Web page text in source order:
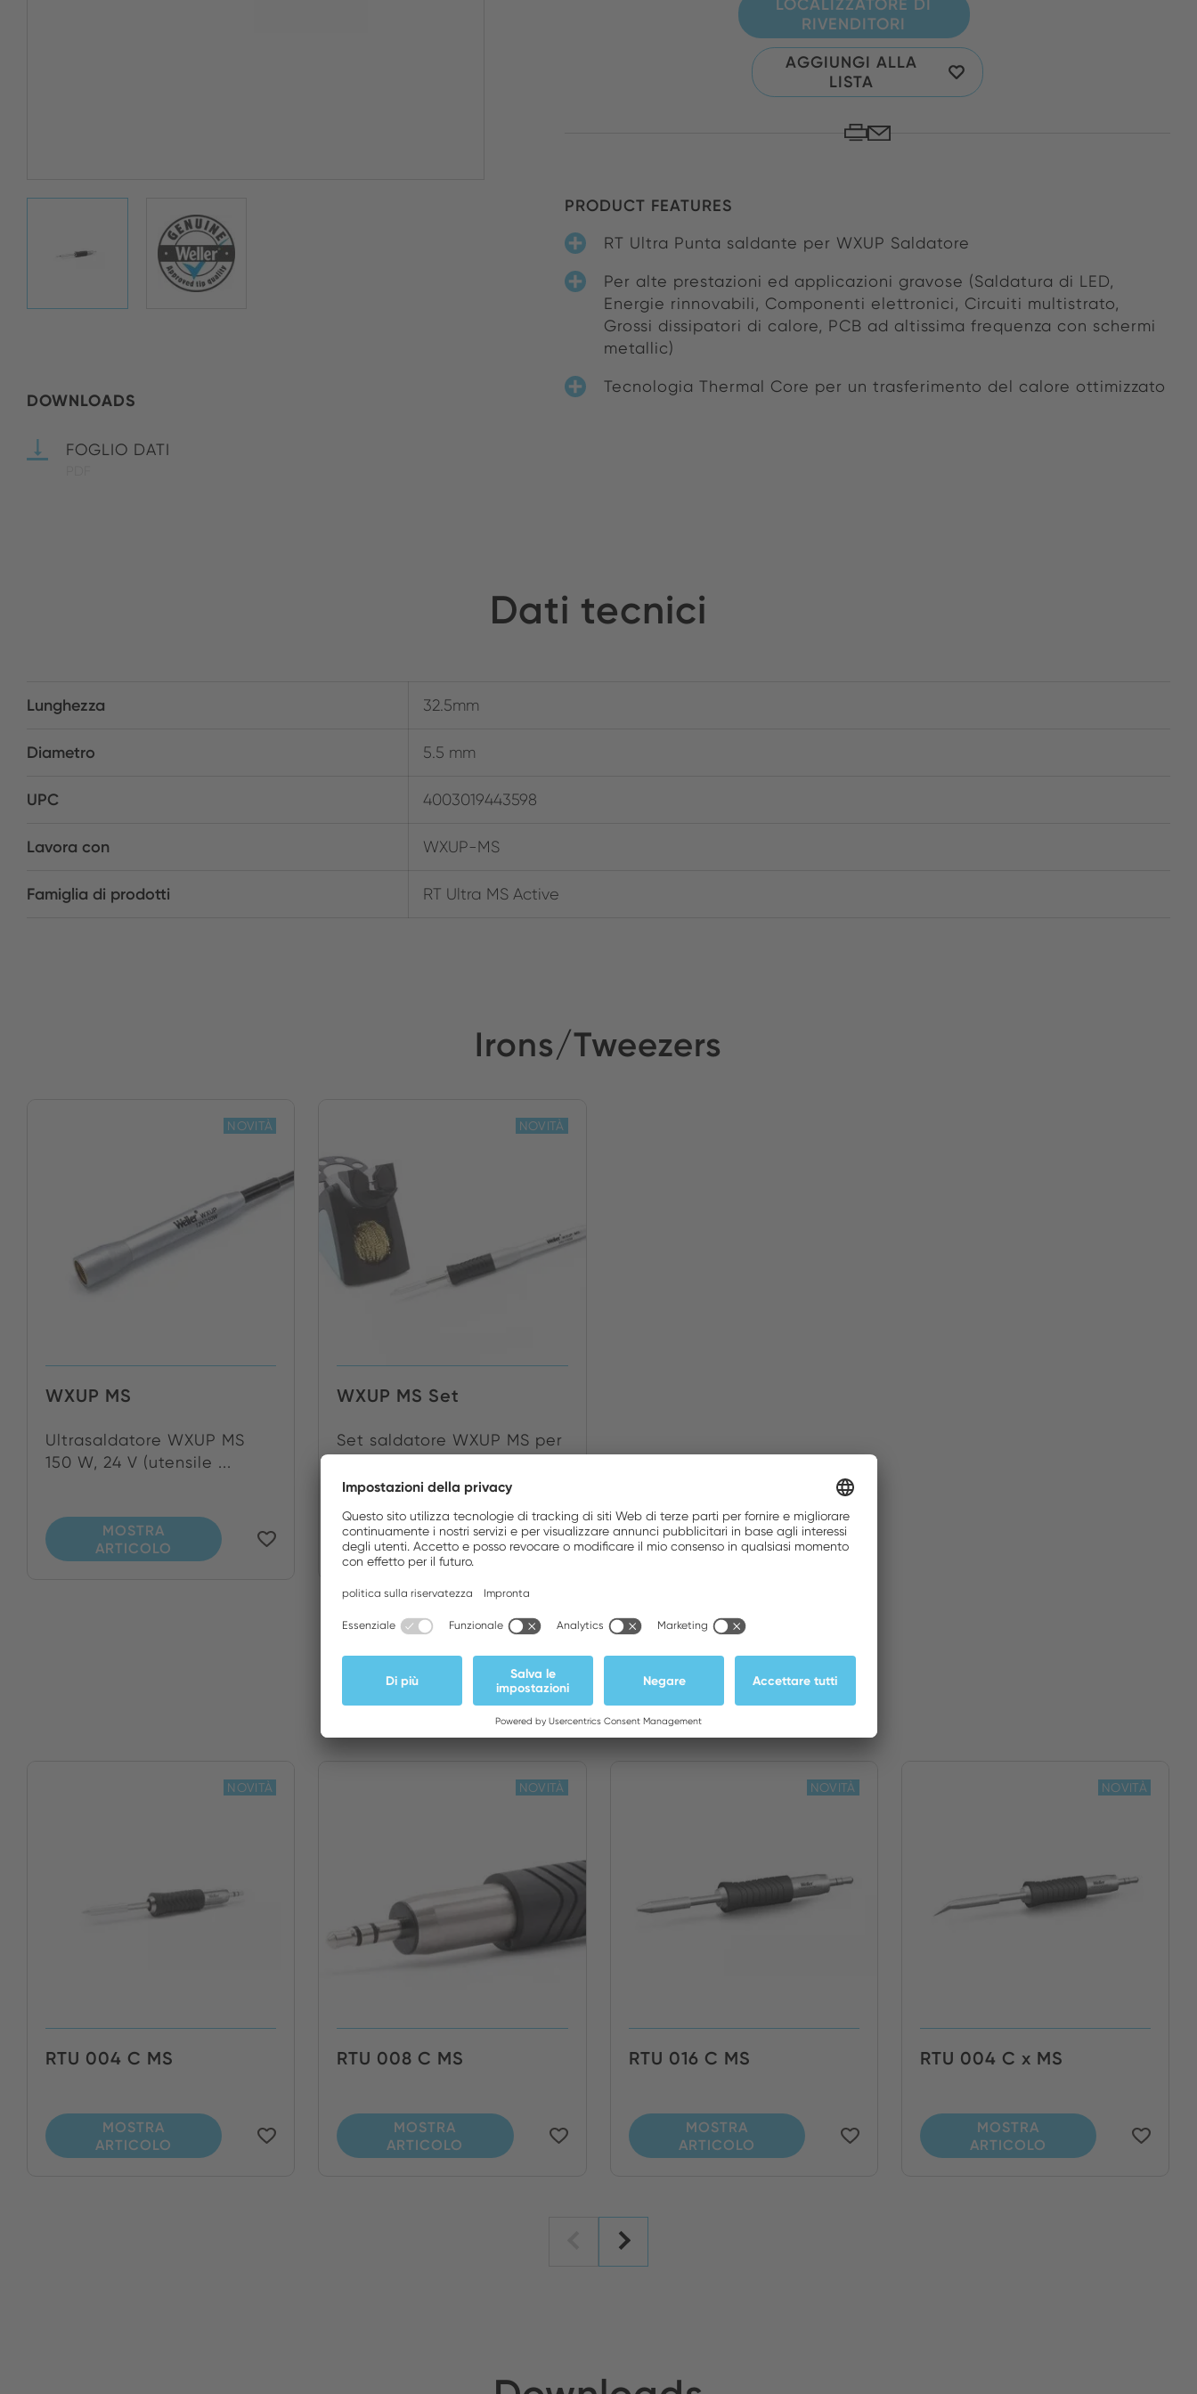
DOWNLOADS
FOGLIO DATI
LOCALIZZATORE DI
RIVENDITORI
AGGIUNGI ALLA
LISTA
PRODUCT FEATURES
RT Ultra Punta saldante per WXUP Saldatore
Per alte prestazioni ed applicazioni gravose (Saldatura di LED,
Energie rinnovabili, Componenti elettronici, Circuiti multistrato,
Grossi dissipatori di calore, PCB ad altissima frequenza con schermi
metallic)
Tecnologia Thermal Core per un trasferimento del calore ottimizzato
Dati tecnici
Lunghezza 32.5mm
Diametro 5.5 mm
UPC 4003019443598
Lavora con WXUP-MS
Famiglia di prodotti RT Ultra MS Active
Irons/Tweezers
WXUP MS
Ultrasaldatore WXUP MS
150 W, 24 V (utensile ...
MOSTRA
ARTICOLO
NOVITÀ
WXUP MS Set
Set saldatore WXUP MS per
MOSTRA
ARTICOLO
NOVITÀ
Tips/Nozzles
RTU 004 C MS
MOSTRA
ARTICOLO
NOVITÀ
RTU 008 C MS
MOSTRA
ARTICOLO
NOVITÀ
RTU 016 C MS
MOSTRA
ARTICOLO
NOVITÀ
RTU 004 C x MS
MOSTRA
ARTICOLO
NOVITÀ